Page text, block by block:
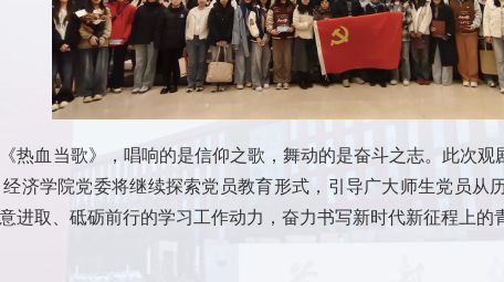
热血当歌》，唱响的是信仰之歌，舞动的是奋斗之志。此次
济学院党委将继续探索党员教育形式，引导广大师生党员从
进取、砥砺前行的学习工作动力，奋力书写新时代新征程上的